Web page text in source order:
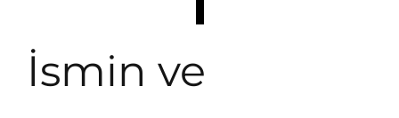
İsmin ve